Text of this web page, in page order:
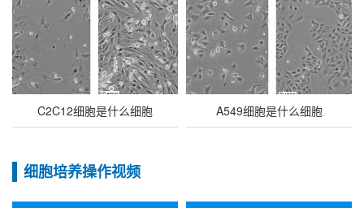
C2C12细胞是什么细胞 A549细胞是什么细胞
细胞培养操作视频